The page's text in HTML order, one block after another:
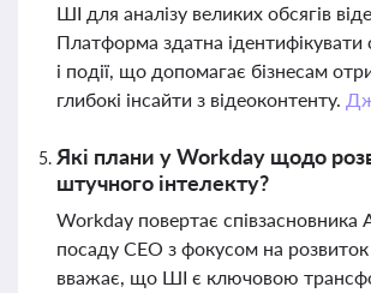
ШІ для аналізу великих обсягів
Платформа здатна ідентифікувати
і події, що допомагає бізнесам
глибокі інсайти з відеоконтенту.
Які плани у Workday щодо
штучного інтелекту?
Workday повертає співзасновника
посаду CEO з фокусом на
вважає, що ШІ є ключовою